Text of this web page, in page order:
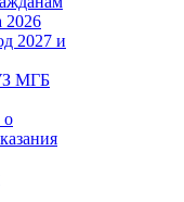
2026
2027 и
МГБ
о